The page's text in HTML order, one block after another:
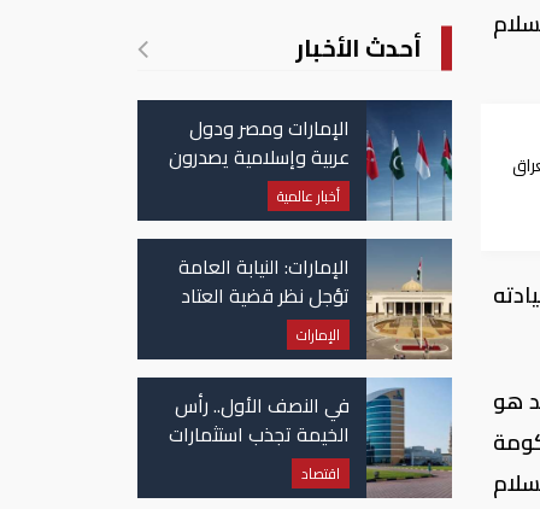
الدول 18 الراعية للسلام
هو
أحدث الأخبار
الإمارات ومصر ودول
عربية وإسلامية يصدرون
بيانا مشتركا بشأن
الانتهاكات الإسرائيلية
في غزة
أخبار عالمية
الإمارات: النيابة العامة
تؤجل نظر قضية العتاد
العسكري للسودان
الإمارات
في النصف الأول.. رأس
الخيمة تجذب استثمارات
تتجاوز 771 مليون درهم
اقتصاد